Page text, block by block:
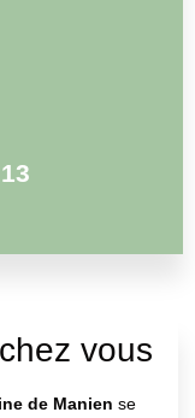
vous
de Manien se